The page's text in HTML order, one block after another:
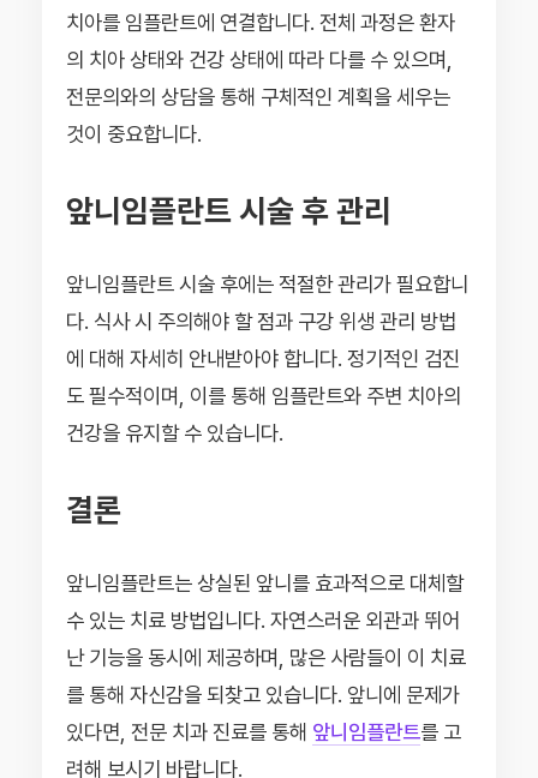
치아를 임플란트에 연결합니다. 전체 과정은 환자
의 치아 상태와 건강 상태에 따라 다를 수 있으며,
전문의와의 상담을 통해 구체적인 계획을 세우는
것이 중요합니다.
앞니임플란트 시술 후 관리
앞니임플란트 시술 후에는 적절한 관리가 필요합니
다. 식사 시 주의해야 할 점과 구강 위생 관리 방법
에 대해 자세히 안내받아야 합니다. 정기적인 검진
도 필수적이며, 이를 통해 임플란트와 주변 치아의
건강을 유지할 수 있습니다.
결론
앞니임플란트는 상실된 앞니를 효과적으로 대체할
수 있는 치료 방법입니다. 자연스러운 외관과 뛰어
난 기능을 동시에 제공하며, 많은 사람들이 이 치료
를 통해 자신감을 되찾고 있습니다. 앞니에 문제가
있다면, 전문 치과 진료를 통해 앞니임플란트를 고
려해 보시기 바랍니다.